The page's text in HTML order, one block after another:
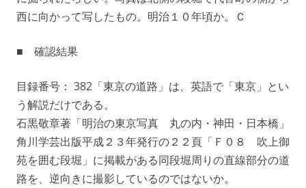
西に向かって写したもの。明治１０年頃か。Ｃ
■ 確認結果
目録番号： 382「東京の道路」は、英語で「東京」とい
う解説だけである。
石黒敬章著「明治の東京写真 丸の内・神田・日本橋」
角川学芸出版平成２３年発行の２２頁「Ｆ０８ 吹上御
苑を囲む段堀」に掲載がある同段堀周りの直線部分の道
路を、逆向きに撮影しているのではないか。